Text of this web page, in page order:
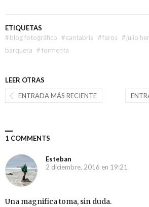
ETIQUETAS
#blog fotográfico #cantabria #faros #julio
barquera #tormenta
LEER OTRAS
ENTRADA MÁS RECIENTE
1 COMMENTS
Esteban
2 diciembre, 2016 en 19:21
Una magnifica toma, sin duda.